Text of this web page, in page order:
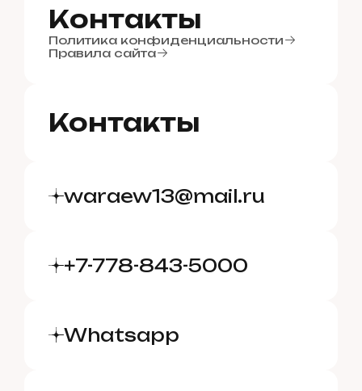
Блог
Контакты
Контакты
Политика конфиденциальности
Правила сайта
Контакты
waraew13@mail.ru
+7-778-843-5000
Whatsapp